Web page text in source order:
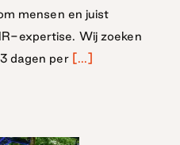
mensen en juist
expertise. Wij zoeken
dagen per [...]